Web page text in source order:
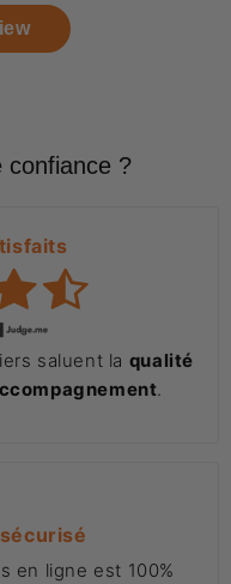
confiance ?
saluent la qualité
.
en ligne est 100%